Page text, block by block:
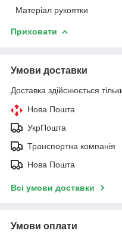
Матеріал рукоятки
Приховати
Умови доставки
Доставка здійснюється
Нова Пошта
УкрПошта
Транспортна компанія
Нова Пошта
Всі умови доставки
Умови оплати